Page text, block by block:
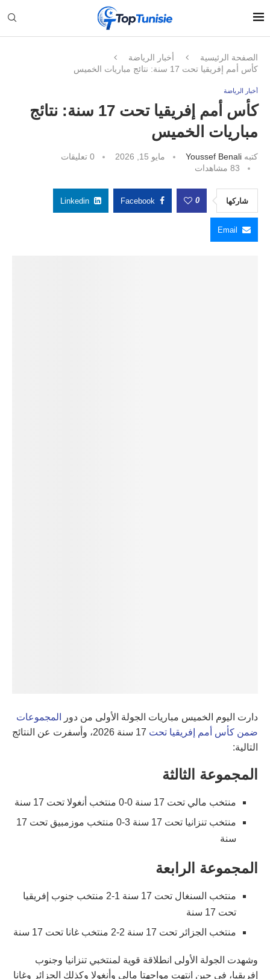
الصفحة الرئيسية
أخبار الرياضة
كأس أمم إفريقيا تحت 17 سنة: نتائج مباريات الخميس
أخبار الرياضة
كأس أمم إفريقيا تحت 17 سنة: نتائج
مباريات الخميس
كتبه Youssef Benali مايو 15, 2026
0 تعليقات
83 مشاهدات
شاركها 0
Facebook
Linkedin
Email
دارت اليوم الخميس مباريات الجولة الأولى من دور
المجموعات
ضمن كأس أمم إفريقيا تحت
17 سنة 2026، وأسفرت عن النتائج
التالية:
المجموعة الثالثة
منتخب مالي تحت 17 سنة 0-0 منتخب أنغولا تحت 17 سنة
منتخب تنزانيا تحت 17 سنة 3-0 منتخب موزمبيق تحت 17
سنة
المجموعة الرابعة
منتخب السنغال تحت 17 سنة 1-2 منتخب جنوب إفريقيا
تحت 17 سنة
منتخب الجزائر تحت 17 سنة 2-2 منتخب غانا تحت 17 سنة
وشهدت الجولة الأولى انطلاقة قوية لمنتخبي تنزانيا وجنوب
إفريقيا، في حين انتهت مواجهتا مالي وأنغولا وكذلك الجزائر وغانا